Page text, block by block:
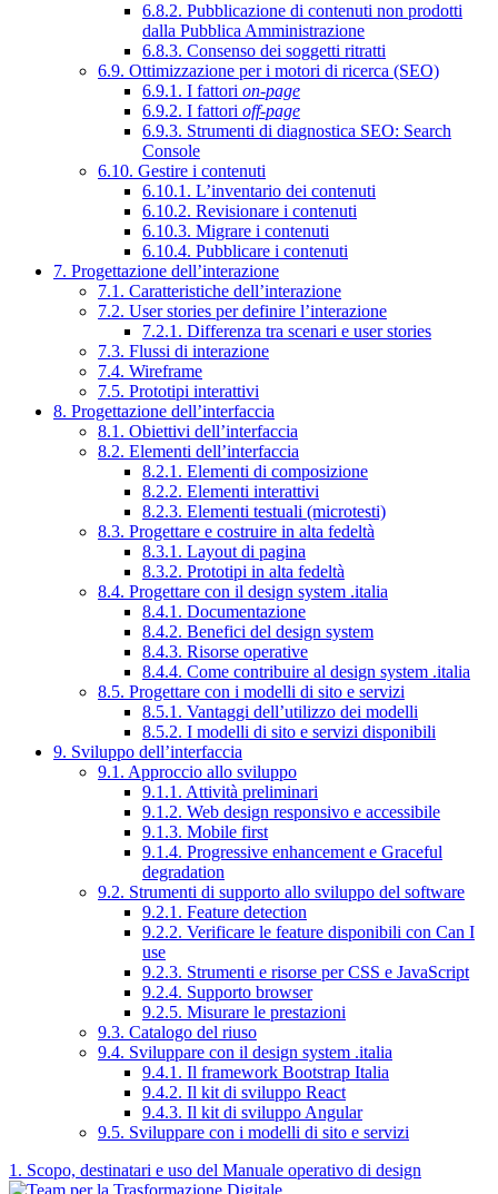
6.8.2. Pubblicazione di contenuti non prodotti
dalla Pubblica Amministrazione
6.8.3. Consenso dei soggetti ritratti
6.9. Ottimizzazione per i motori di ricerca (SEO)
6.9.1. I fattori on-page
6.9.2. I fattori off-page
6.9.3. Strumenti di diagnostica SEO: Search
Console
6.10. Gestire i contenuti
6.10.1. L’inventario dei contenuti
6.10.2. Revisionare i contenuti
6.10.3. Migrare i contenuti
6.10.4. Pubblicare i contenuti
7. Progettazione dell’interazione
7.1. Caratteristiche dell’interazione
7.2. User stories per definire l’interazione
7.2.1. Differenza tra scenari e user stories
7.3. Flussi di interazione
7.4. Wireframe
7.5. Prototipi interattivi
8. Progettazione dell’interfaccia
8.1. Obiettivi dell’interfaccia
8.2. Elementi dell’interfaccia
8.2.1. Elementi di composizione
8.2.2. Elementi interattivi
8.2.3. Elementi testuali (microtesti)
8.3. Progettare e costruire in alta fedeltà
8.3.1. Layout di pagina
8.3.2. Prototipi in alta fedeltà
8.4. Progettare con il design system .italia
8.4.1. Documentazione
8.4.2. Benefici del design system
8.4.3. Risorse operative
8.4.4. Come contribuire al design system .italia
8.5. Progettare con i modelli di sito e servizi
8.5.1. Vantaggi dell’utilizzo dei modelli
8.5.2. I modelli di sito e servizi disponibili
9. Sviluppo dell’interfaccia
9.1. Approccio allo sviluppo
9.1.1. Attività preliminari
9.1.2. Web design responsivo e accessibile
9.1.3. Mobile first
9.1.4. Progressive enhancement e Graceful
degradation
9.2. Strumenti di supporto allo sviluppo del software
9.2.1. Feature detection
9.2.2. Verificare le feature disponibili con Can I
use
9.2.3. Strumenti e risorse per CSS e JavaScript
9.2.4. Supporto browser
9.2.5. Misurare le prestazioni
9.3. Catalogo del riuso
9.4. Sviluppare con il design system .italia
9.4.1. Il framework Bootstrap Italia
9.4.2. Il kit di sviluppo React
9.4.3. Il kit di sviluppo Angular
9.5. Sviluppare con i modelli di sito e servizi
1. Scopo, destinatari e uso del Manuale operativo di design